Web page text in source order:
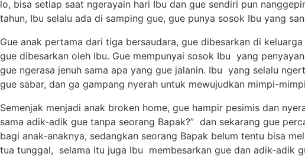
lo, bisa setiap saat ngerayain hari Ibu dan gue sendiri pun
tahun, Ibu selalu ada di samping gue, gue punya sosok Ibu yang
Gue anak pertama dari tiga bersaudara, gue dibesarkan di
gue dibesarkan oleh Ibu. Gue mempunyai sosok Ibu yang
gue ngerasa jenuh sama apa yang gue jalanin. Ibu yang selalu
gue sabar, dan ga gampang nyerah untuk mewujudkan mimpi-
Semenjak menjadi anak broken home, gue hampir pesimis dan
sama adik-adik gue tanpa seorang Bapak?” dan sekarang gue
bagi anak-anaknya, sedangkan seorang Bapak belum tentu bisa
tua tunggal, selama itu juga Ibu membesarkan gue dan adik-adik